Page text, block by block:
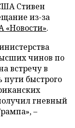
Стивен
из-за
«Новости».
чинов по
встречу в
пути быстрого
гневный
–